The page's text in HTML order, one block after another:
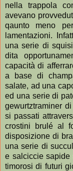
nella trappola
avevano
qaunto meno
lamentazioni.
una serie di
dita
capacità di
a base di
salate, ad una
ed una serie di
gewurtztraminer
si passati
crostini brulé al
disposizione di
una serie di
e salciccie sapide
timorosi di futuri